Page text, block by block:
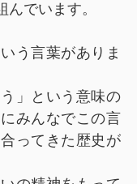
でいます。
う言葉がありま
」という意味の
みんなでこの言
ってきた歴史が